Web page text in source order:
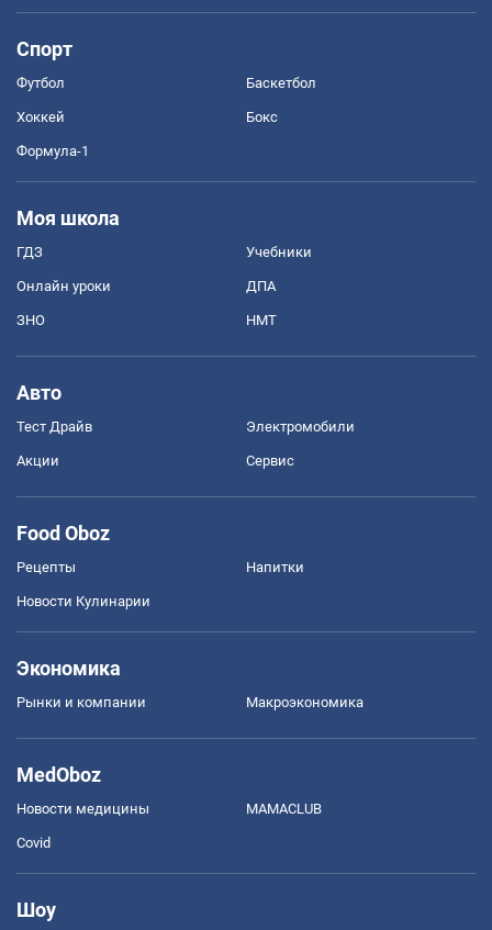
Спорт
Футбол Баскетбол
Хоккей Бокс
Формула-1
Моя школа
ГДЗ Учебники
Онлайн уроки ДПА
ЗНО НМТ
Авто
Тест Драйв Электромобили
Акции Сервис
Food Oboz
Рецепты Напитки
Новости Кулинарии
Экономика
Рынки и компании Mакроэкономика
MedOboz
Новости медицины MAMACLUB
Covid
Шоу